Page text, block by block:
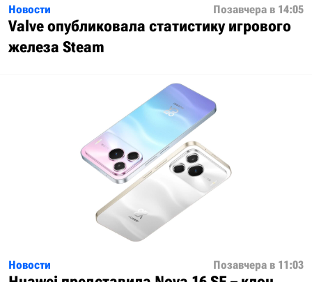
Новости Позавчера в 14:05
Valve опубликовала статистику игрового
железа Steam
Новости Позавчера в 11:03